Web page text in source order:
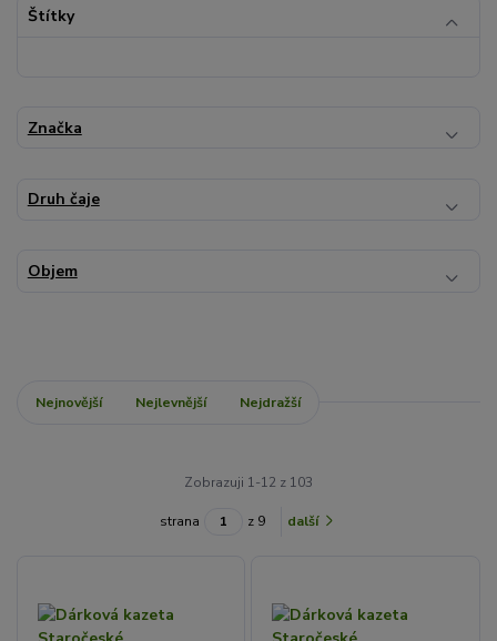
Štítky
Značka
Druh čaje
Objem
Nejnovější Nejlevnější Nejdražší
Zobrazuji 1-12 z 103
strana z 9 další